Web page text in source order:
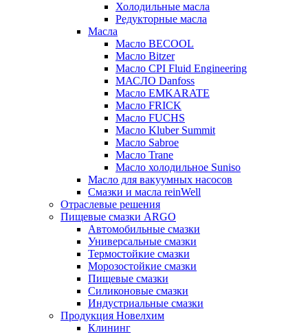
Холодильные масла
Редукторные масла
Масла
Масло BECOOL
Масло Bitzer
Масло CPI Fluid Engineering
МАСЛО Danfoss
Масло EMKARATE
Масло FRICK
Масло FUCHS
Масло Kluber Summit
Масло Sabroe
Масло Trane
Масло холодильное Suniso
Масло для вакуумных насосов
Смазки и масла reinWell
Отраслевые решения
Пищевые смазки ARGO
Автомобильные смазки
Универсальные смазки
Термостойкие смазки
Морозостойкие смазки
Пищевые смазки
Силиконовые смазки
Индустриальные смазки
Продукция Новелхим
Клининг